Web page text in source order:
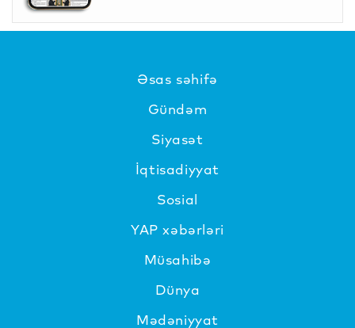
Əsas səhifə
Gündəm
Siyasət
İqtisadiyyat
Sosial
YAP xəbərləri
Müsahibə
Dünya
Mədəniyyat